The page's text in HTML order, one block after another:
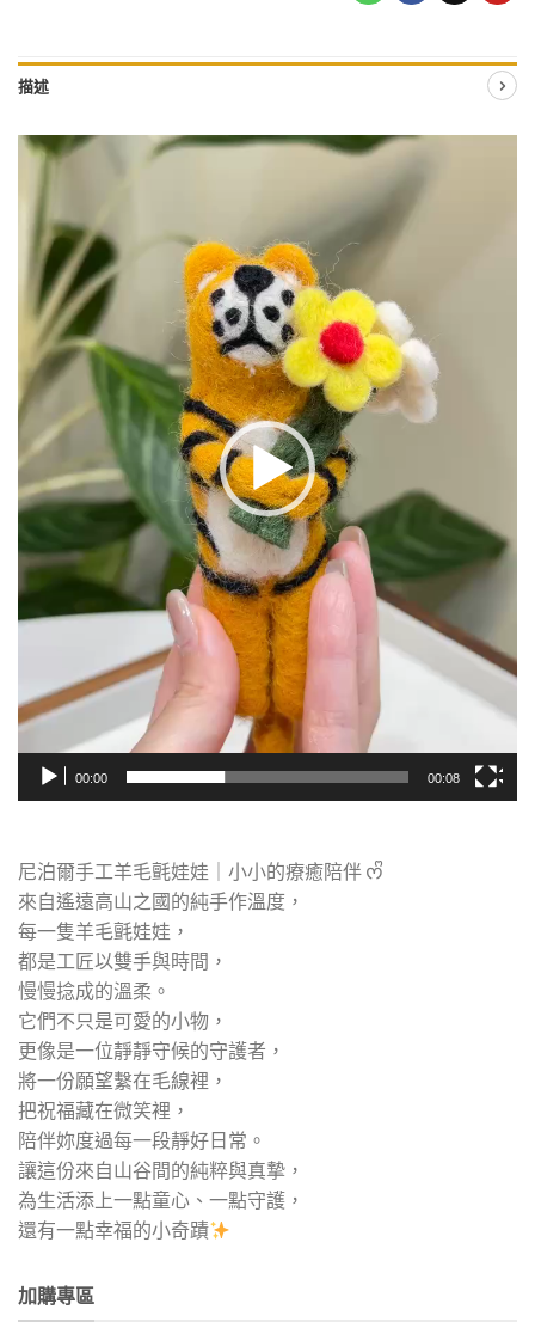
描述
視
播
00:00 00:08
尼泊爾手工羊毛氈娃娃｜小小的療癒陪伴 ᰔᩚ
來自遙遠高山之國的純手作溫度，
每一隻羊毛氈娃娃，
都是工匠以雙手與時間，
慢慢捻成的溫柔。
它們不只是可愛的小物，
更像是一位靜靜守候的守護者，
將一份願望繫在毛線裡，
把祝福藏在微笑裡，
陪伴妳度過每一段靜好日常。
讓這份來自山谷間的純粹與真摯，
為生活添上一點童心、一點守護，
還有一點幸福的小奇蹟
加購專區